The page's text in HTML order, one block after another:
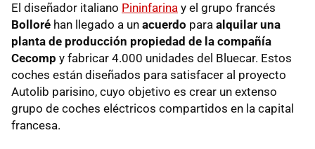
El diseñador italiano Pininfarina y el grupo francés
Bolloré han llegado a un acuerdo para alquilar una
planta de producción propiedad de la compañía
Cecomp y fabricar 4.000 unidades del Bluecar. Estos
coches están diseñados para satisfacer al proyecto
Autolib parisino, cuyo objetivo es crear un extenso
grupo de coches eléctricos compartidos en la capital
francesa.